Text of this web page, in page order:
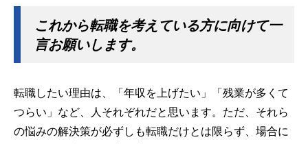
これから転職を考えている方に向けて一
言お願いします。
転職したい理由は、「年収を上げたい」「残業が多くて
つらい」など、人それぞれだと思います。ただ、それら
の悩みの解決策が必ずしも転職だけとは限らず、場合に